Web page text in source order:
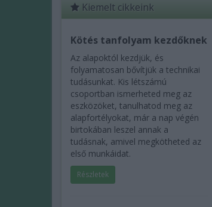
Kiemelt cikkeink
Kötés tanfolyam kezdőknek
Az alapoktól kezdjük, és
folyamatosan bővítjük a technikai
tudásunkat. Kis létszámú
csoportban ismerheted meg az
eszközöket, tanulhatod meg az
alapfortélyokat, már a nap végén
birtokában leszel annak a
tudásnak, amivel megkötheted az
első munkáidat.
Részletek